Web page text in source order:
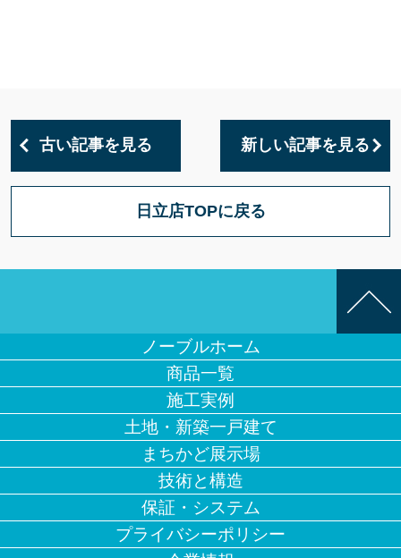
古い記事を見る 新しい記事を見る
日立店TOPに戻る
ノーブルホーム
商品一覧
施工実例
土地・新築一戸建て
まちかど展示場
技術と構造
保証・システム
プライバシーポリシー